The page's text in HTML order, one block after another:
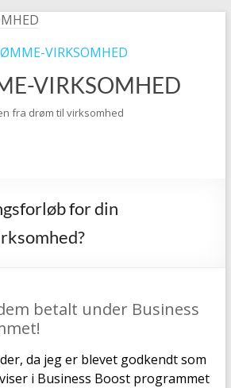
VIRKSOMHED
fra drøm til virksomhed
for din
betalt under Business
da jeg er blevet godkendt som
i Business Boost programmet